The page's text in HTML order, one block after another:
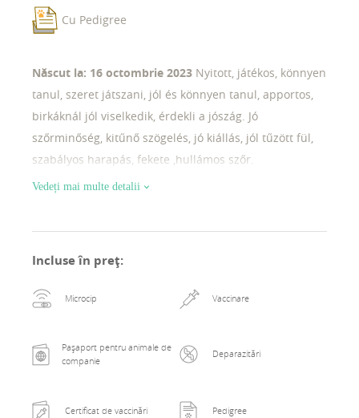
Cu Pedigree
Născut la: 16 octombrie 2023 Nyitott, játékos, könnyen
tanul, szeret játszani, jól és könnyen tanul, apportos,
birkáknál jól viselkedik, érdekli a jószág. Jó
szőrminőség, kitűnő szögelés, jó kiállás, jól tűzött fül,
szabályos harapás, fekete ,hullámos szőr.
Vedeți mai multe detalii
Incluse în preț:
Microcip Vaccinare
Pașaport pentru animale de
companie
Deparazitări
Certificat de vaccinări Pedigree